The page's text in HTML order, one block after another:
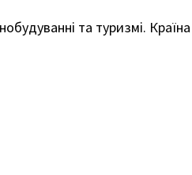
та туризмі.